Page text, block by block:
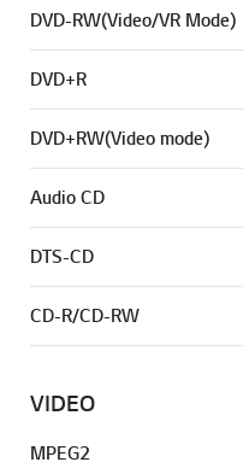
DVD-RW(Video/VR Mode)
DVD+R
DVD+RW(Video mode)
Audio CD
DTS-CD
CD-R/CD-RW
VIDEO
MPEG2